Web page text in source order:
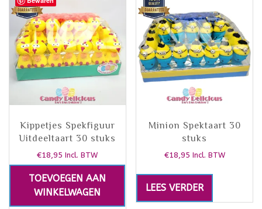
Kippetjes Spekfiguur
Uitdeeltaart 30 stuks
€18,95 Incl. BTW
TOEVOEGEN AAN
WINKELWAGEN
Minion Spektaart 30
stuks
€18,95 Incl. BTW
LEES VERDER